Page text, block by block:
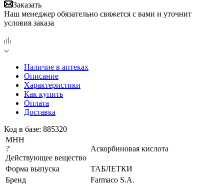
Заказать
Наш менеджер обязательно свяжется с вами и уточнит
условия заказа
Наличие в аптеках
Описание
Характеристики
Как купить
Оплата
Доставка
Код в базе: 885320
МНН
?
Действующее вещество
Аскорбиновая кислота
Форма выпуска
ТАБЛЕТКИ
Бренд
Farmaco S.A.